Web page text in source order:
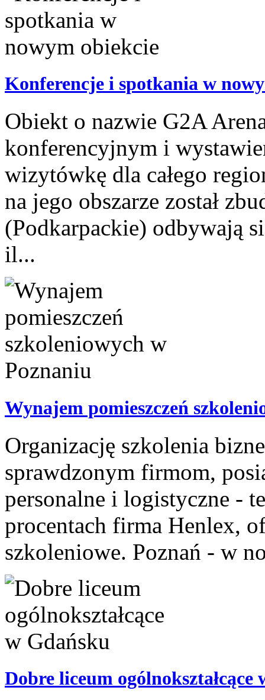
Konferencje i spotkania w
Obiekt o nazwie G2A
konferencyjnym i
wizytówkę dla całego
na jego obszarze został
(Podkarpackie) odbywają
il...
Wynajem pomieszczeń
Organizację szkolenia
sprawdzonym firmom,
personalne i logistyczne -
procentach firma Henlex,
szkoleniowe. Poznań - w
Dobre liceum ogólnokształcące